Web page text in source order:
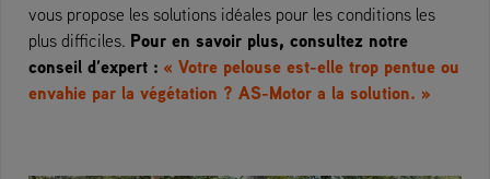
vous propose les solutions idéales pour les conditions les
plus difficiles. Pour en savoir plus, consultez notre
conseil d’expert : « Votre pelouse est-elle trop pentue ou
envahie par la végétation ? AS-Motor a la solution. »